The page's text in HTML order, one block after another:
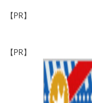
【PR】
【PR】